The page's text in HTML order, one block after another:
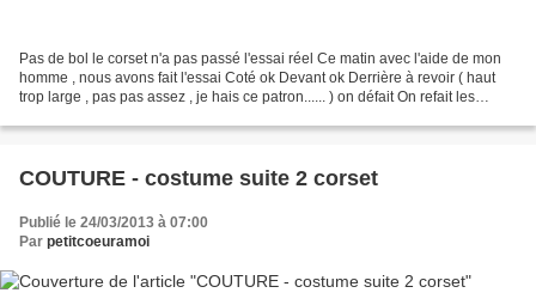
Pas de bol le corset n'a pas passé l'essai réel Ce matin avec l'aide de mon
homme , nous avons fait l'essai Coté ok Devant ok Derrière à revoir ( haut
trop large , pas pas assez , je hais ce patron...... ) on défait On refait les
COUTURE - costume suite 2 corset
Publié le 24/03/2013 à 07:00
Par petitcoeuramoi